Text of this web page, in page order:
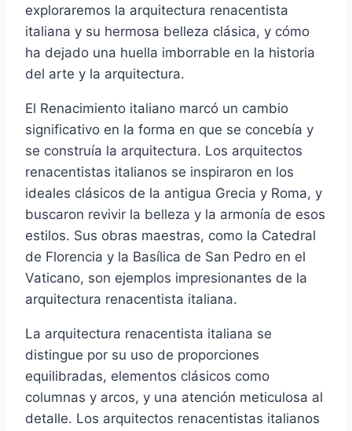
exploraremos la arquitectura renacentista
italiana y su hermosa belleza clásica, y cómo
ha dejado una huella imborrable en la historia
del arte y la arquitectura.
El Renacimiento italiano marcó un cambio
significativo en la forma en que se concebía y
se construía la arquitectura. Los arquitectos
renacentistas italianos se inspiraron en los
ideales clásicos de la antigua Grecia y Roma, y
buscaron revivir la belleza y la armonía de esos
estilos. Sus obras maestras, como la Catedral
de Florencia y la Basílica de San Pedro en el
Vaticano, son ejemplos impresionantes de la
arquitectura renacentista italiana.
La arquitectura renacentista italiana se
distingue por su uso de proporciones
equilibradas, elementos clásicos como
columnas y arcos, y una atención meticulosa al
detalle. Los arquitectos renacentistas italianos